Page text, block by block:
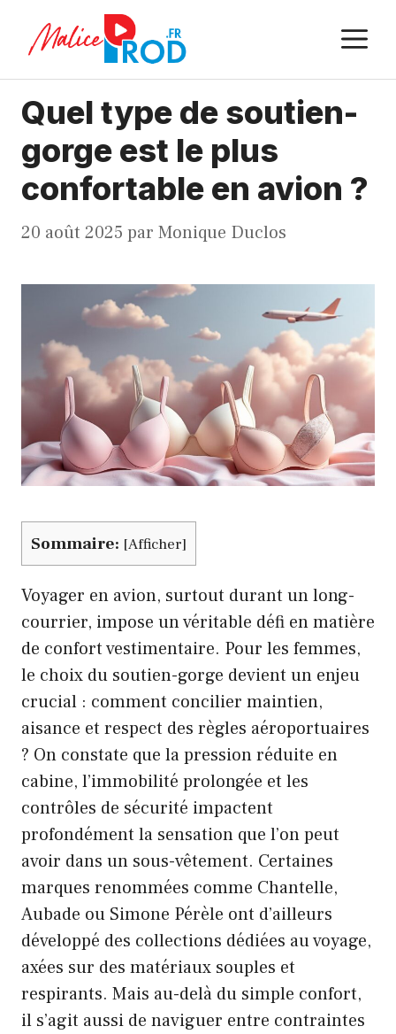
Quel type de soutien-
gorge est le plus
confortable en avion ?
20 août 2025 par Monique Duclos
Sommaire: [Afficher]
Voyager en avion, surtout durant un long-
courrier, impose un véritable défi en matière
de confort vestimentaire. Pour les femmes,
le choix du soutien-gorge devient un enjeu
crucial : comment concilier maintien,
aisance et respect des règles aéroportuaires
? On constate que la pression réduite en
cabine, l’immobilité prolongée et les
contrôles de sécurité impactent
profondément la sensation que l’on peut
avoir dans un sous-vêtement. Certaines
marques renommées comme Chantelle,
Aubade ou Simone Pérèle ont d’ailleurs
développé des collections dédiées au voyage,
axées sur des matériaux souples et
respirants. Mais au-delà du simple confort,
il s’agit aussi de naviguer entre contraintes